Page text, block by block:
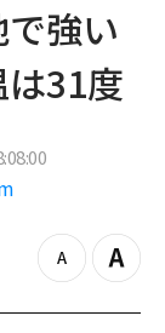
強い
31度
z
o
Z
o